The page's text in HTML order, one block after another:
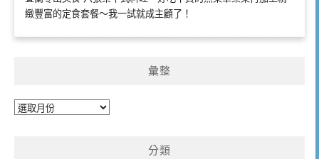
緻豐富的定食套餐～我一試就成主顧了！
彙整
彙
分類